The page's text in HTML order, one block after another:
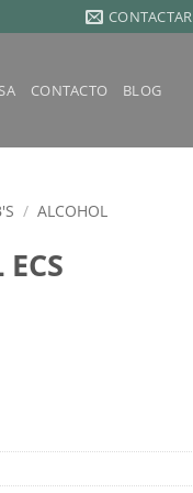
CONTACTAR
CONTACTO BLOG
/ ALCOHOL